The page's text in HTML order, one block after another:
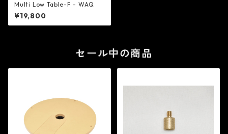
Multi Low Table-F - WAQ
¥19,800
セール中の商品